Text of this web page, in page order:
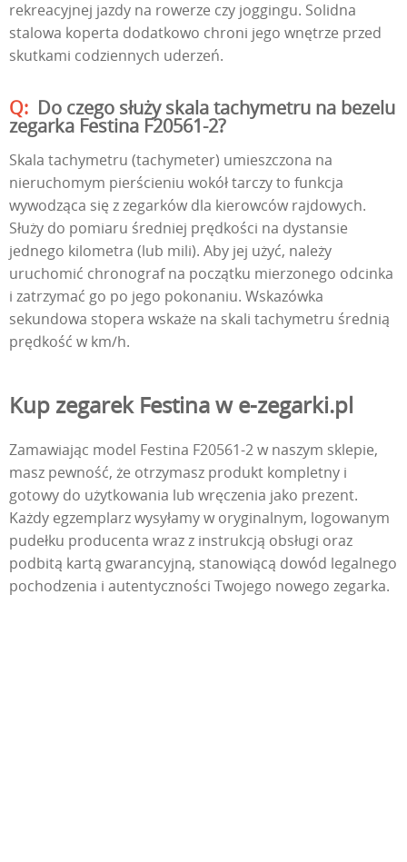
rekreacyjnej jazdy na rowerze czy joggingu. Solidna
stalowa koperta dodatkowo chroni jego wnętrze przed
skutkami codziennych uderzeń.
Do czego służy skala tachymetru na bezelu
zegarka Festina F20561-2?
Skala tachymetru (tachymeter) umieszczona na
nieruchomym pierścieniu wokół tarczy to funkcja
wywodząca się z zegarków dla kierowców rajdowych.
Służy do pomiaru średniej prędkości na dystansie
jednego kilometra (lub mili). Aby jej użyć, należy
uruchomić chronograf na początku mierzonego odcinka
i zatrzymać go po jego pokonaniu. Wskazówka
sekundowa stopera wskaże na skali tachymetru średnią
prędkość w km/h.
Kup zegarek Festina w e-zegarki.pl
Zamawiając model Festina F20561-2 w naszym sklepie,
masz pewność, że otrzymasz produkt kompletny i
gotowy do użytkowania lub wręczenia jako prezent.
Każdy egzemplarz wysyłamy w oryginalnym, logowanym
pudełku producenta wraz z instrukcją obsługi oraz
podbitą kartą gwarancyjną, stanowiącą dowód legalnego
pochodzenia i autentyczności Twojego nowego zegarka.